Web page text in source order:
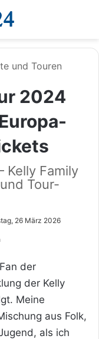
und Touren
2024
Kelly Family
Tour-
26 März 2026
der
der Kelly
Meine
aus Folk,
als ich